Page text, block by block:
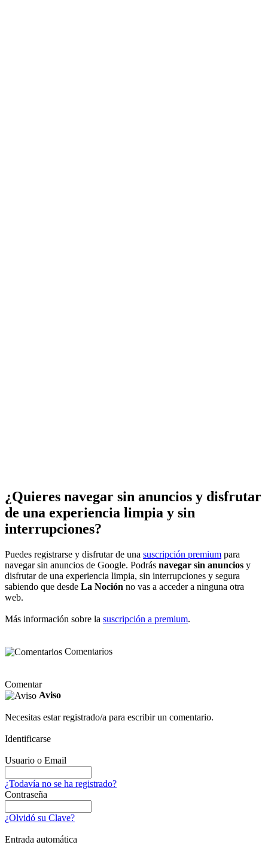
¿Quieres navegar sin anuncios y disfrutar
de una experiencia limpia y sin
interrupciones?
Puedes registrarse y disfrutar de una suscripción premium para
navegar sin anuncios de Google. Podrás navegar sin anuncios y
disfrutar de una experiencia limpia, sin interrupciones y segura
sabiendo que desde La Noción no vas a acceder a ninguna otra
web.
Más información sobre la suscripción a premium.
Comentarios
Comentar
Aviso
Necesitas estar registrado/a para escribir un comentario.
Identificarse
Usuario o Email
¿Todavía no se ha registrado?
Contraseña
¿Olvidó su Clave?
Entrada automática